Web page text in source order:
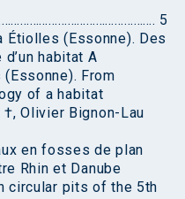
5
Étiolles (Essonne). Des
habitat A
From
of a habitat
Olivier Bignon-Lau
en fosses de plan
Rhin et Danube
circular pits of the 5th